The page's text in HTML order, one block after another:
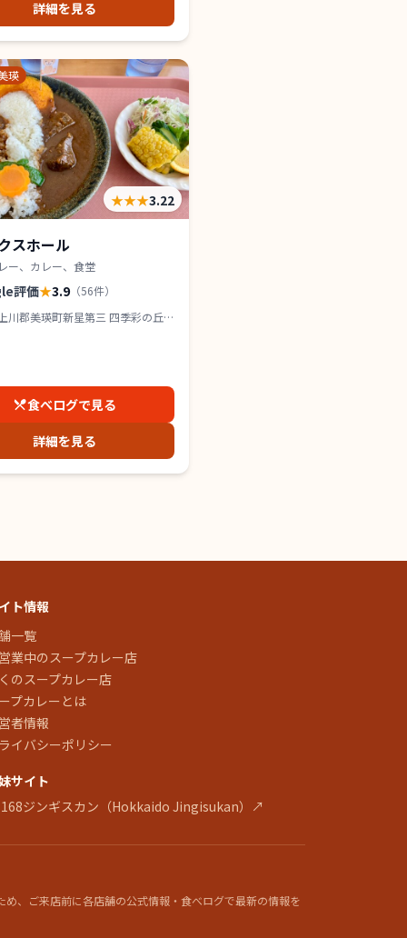
詳細を見る
瑛
★★★3.22
スホール
ー、カレー、食堂
評価★3.9 （56件）
川郡美瑛町新星第三 四季彩の丘
食べログで見る
詳細を見る
ト情報
一覧
業中のスープカレー店
のスープカレー店
プカレーとは
者情報
イバシーポリシー
サイト
ジンギスカン（Hokkaido Jingisukan）↗
、ご来店前に各店舗の公式情報・食べログで最新の情報を